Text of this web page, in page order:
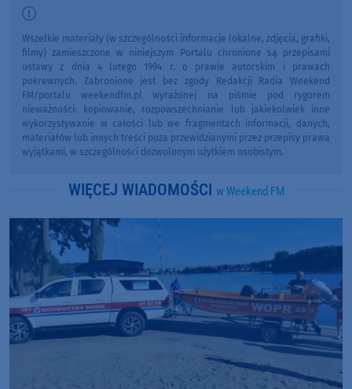
Wszelkie materiały (w szczególności informacje lokalne, zdjęcia, grafiki,
filmy) zamieszczone w niniejszym Portalu chronione są przepisami
ustawy z dnia 4 lutego 1994 r. o prawie autorskim i prawach
pokrewnych. Zabronione jest bez zgody Redakcji Radia Weekend
FM/portalu weekendfm.pl wyrażonej na piśmie pod rygorem
nieważności: kopiowanie, rozpowszechnianie lub jakiekolwiek inne
wykorzystywanie w całości lub we fragmentach informacji, danych,
materiałów lub innych treści poza przewidzianymi przez przepisy prawa
wyjątkami, w szczególności dozwolonym użytkiem osobistym.
WIĘCEJ WIADOMOŚCI w Weekend FM